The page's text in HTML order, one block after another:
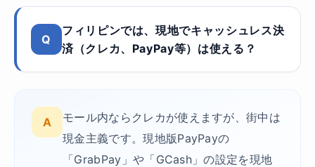
Q
フィリピンでは、現地でキャッシュレス決
済（クレカ、PayPay等）は使える？
A
モール内ならクレカが使えますが、街中は
現金主義です。現地版PayPayの
「GrabPay」や「GCash」の設定を現地